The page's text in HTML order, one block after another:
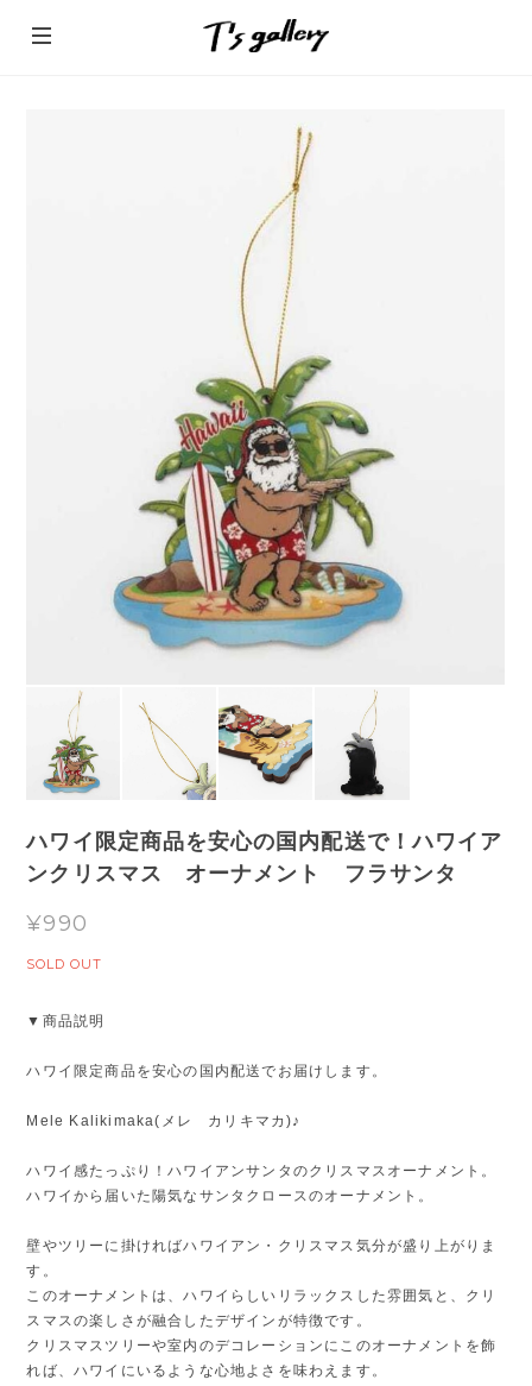
ハワイ限定商品を安心の国内配送で！ハワイア
ンクリスマス オーナメント フラサンタ
¥990
SOLD OUT
▼商品説明
ハワイ限定商品を安心の国内配送でお届けします。
Mele Kalikimaka(メレ カリキマカ)♪
ハワイ感たっぷり！ハワイアンサンタのクリスマスオーナメント。
ハワイから届いた陽気なサンタクロースのオーナメント。
壁やツリーに掛ければハワイアン・クリスマス気分が盛り上がりま
す。
このオーナメントは、ハワイらしいリラックスした雰囲気と、クリ
スマスの楽しさが融合したデザインが特徴です。
クリスマスツリーや室内のデコレーションにこのオーナメントを飾
れば、ハワイにいるような心地よさを味わえます。